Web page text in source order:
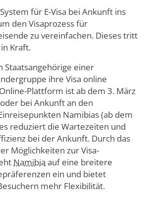
für E-Visa bei Ankunft ins
den Visaprozess für
zu vereinfachen. Dieses tritt
Kraft.
Staatsangehörige einer
ihre Visa online
Plattform ist ab dem 3. März
bei Ankunft an den
Namibias (ab dem
reduziert die Wartezeiten und
bei der Ankunft. Durch das
Möglichkeiten zur Visa-
Namibia auf eine breitere
ein und bietet
mehr Flexibilität.